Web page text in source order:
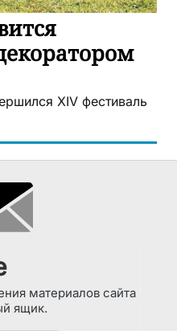
XIV фестиваль
материалов сайта
ящик.